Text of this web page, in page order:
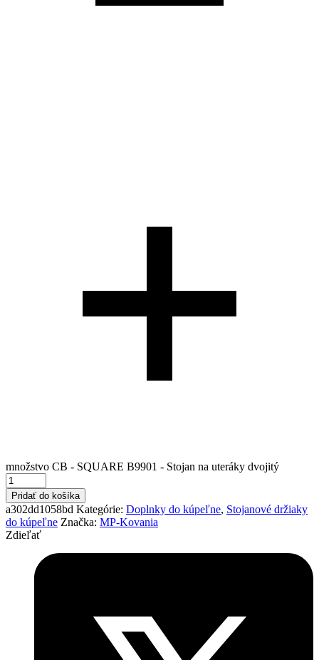
množstvo CB - SQUARE B9901 - Stojan na uteráky dvojitý
Pridať do košíka
a302dd1058bd Kategórie: Doplnky do kúpeľne, Stojanové držiaky
do kúpeľne Značka: MP-Kovania
Zdieľať